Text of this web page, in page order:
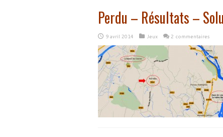
Perdu – Résultats –
9 avril 2014 Jeux 2 commentaires